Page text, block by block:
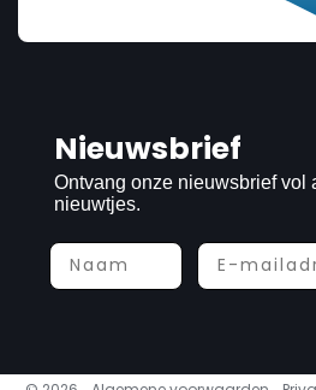
Nieuwsbrief
Ontvang onze nieuwsbrief vol
nieuwtjes.